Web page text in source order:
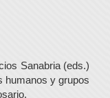
Sanabria (eds.)
humanos y grupos